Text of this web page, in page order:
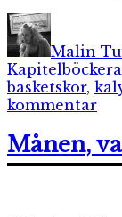
Författare
Malin
Kapitelböcker
basketskor,
kommentartill
Månen,